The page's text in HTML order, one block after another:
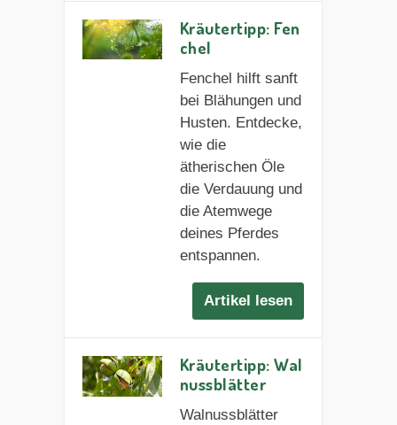
Kräutertipp: Fen
chel
Fenchel hilft sanft
bei Blähungen und
Husten. Entdecke,
wie die
ätherischen Öle
die Verdauung und
die Atemwege
deines Pferdes
entspannen.
Artikel lesen
Kräutertipp: Wal
nussblätter
Walnussblätter